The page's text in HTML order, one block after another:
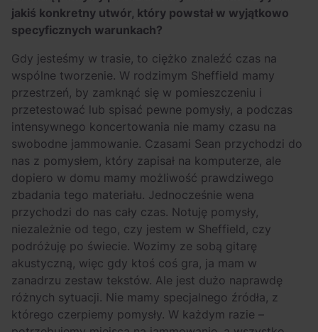
jakiś konkretny utwór, który powstał w wyjątkowo
specyficznych warunkach?
Gdy jesteśmy w trasie, to ciężko znaleźć czas na
wspólne tworzenie. W rodzimym Sheffield mamy
przestrzeń, by zamknąć się w pomieszczeniu i
przetestować lub spisać pewne pomysły, a podczas
intensywnego koncertowania nie mamy czasu na
swobodne jammowanie. Czasami Sean przychodzi do
nas z pomysłem, który zapisał na komputerze, ale
dopiero w domu mamy możliwość prawdziwego
zbadania tego materiału. Jednocześnie wena
przychodzi do nas cały czas. Notuję pomysły,
niezależnie od tego, czy jestem w Sheffield, czy
podróżuję po świecie. Wozimy ze sobą gitarę
akustyczną, więc gdy ktoś coś gra, ja mam w
zanadrzu zestaw tekstów. Ale jest dużo naprawdę
różnych sytuacji. Nie mamy specjalnego źródła, z
którego czerpiemy pomysły. W każdym razie –